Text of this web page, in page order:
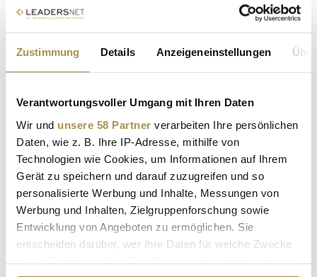
Zustimmung Details Anzeigeneinstellungen
Verantwortungsvoller Umgang mit Ihren Daten
Wir und unsere 58 Partner verarbeiten Ihre persönlichen
Daten, wie z. B. Ihre IP-Adresse, mithilfe von
Technologien wie Cookies, um Informationen auf Ihrem
Gerät zu speichern und darauf zuzugreifen und so
personalisierte Werbung und Inhalte, Messungen von
Werbung und Inhalten, Zielgruppenforschung sowie
Entwicklung von Angeboten zu ermöglichen. Sie
entscheiden darüber, wer Ihre Daten für welche Zwecke
Online-Marktplätze wie Amazon, Temu oder Shein sollen
künftig stärker in die Verantwortung genommen werden,
werden. Eine entsprechende Entschließung hat der Bundesrat
Amazon drängt mit Discount-Plattform Haul
offenbar nach Europa
NEWS | 03.03.2025
Amazon will seinen Discount-Marktplatz Haul international
ausrollen und damit Konkurrenten wie Temu und Shein unter
Druck setzen. Laut Insider-Informationen soll der Dienst noch
in diesem Jahr in Europa starten. Seit November ist Haul in